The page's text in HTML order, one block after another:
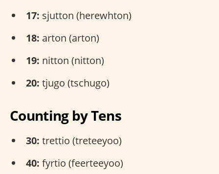
17: sjutton (herewhton)
18: arton (arton)
19: nitton (nitton)
20: tjugo (tschugo)
Counting by Tens
30: trettio (treteeyoo)
40: fyrtio (feerteeyoo)